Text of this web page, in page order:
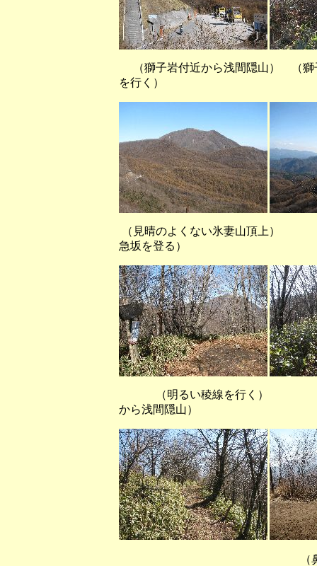
（獅子岩付近から浅間隠山） （
を行く）
（見晴のよくない氷妻山頂上
急坂を登る）
（明るい稜線を行
から浅間隠山）
（鼻曲山から榛名山